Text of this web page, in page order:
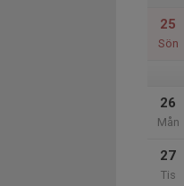
25
Sön
26
Mån
27
Tis